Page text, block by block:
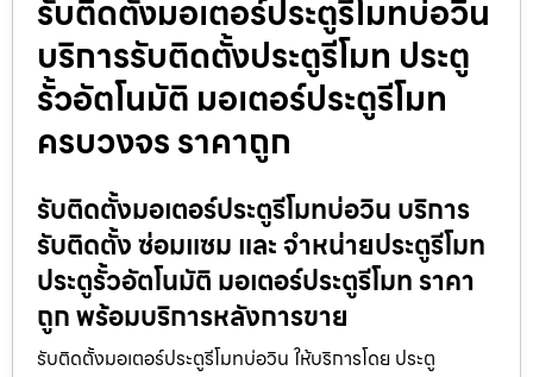
รับติดตั้งมอเตอร์ประตูรีโมทบ่อวิน
บริการรับติดตั้งประตูรีโมท ประตู
รั้วอัตโนมัติ มอเตอร์ประตูรีโมท
ครบวงจร ราคาถูก
รับติดตั้งมอเตอร์ประตูรีโมทบ่อวิน บริการ
รับติดตั้ง ซ่อมแซม และ จำหน่ายประตูรีโมท
ประตูรั้วอัตโนมัติ มอเตอร์ประตูรีโมท ราคา
ถูก พร้อมบริการหลังการขาย
รับติดตั้งมอเตอร์ประตูรีโมทบ่อวิน ให้บริการโดย ประตู